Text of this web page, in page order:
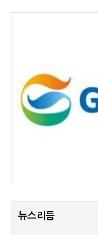
뉴스리듬